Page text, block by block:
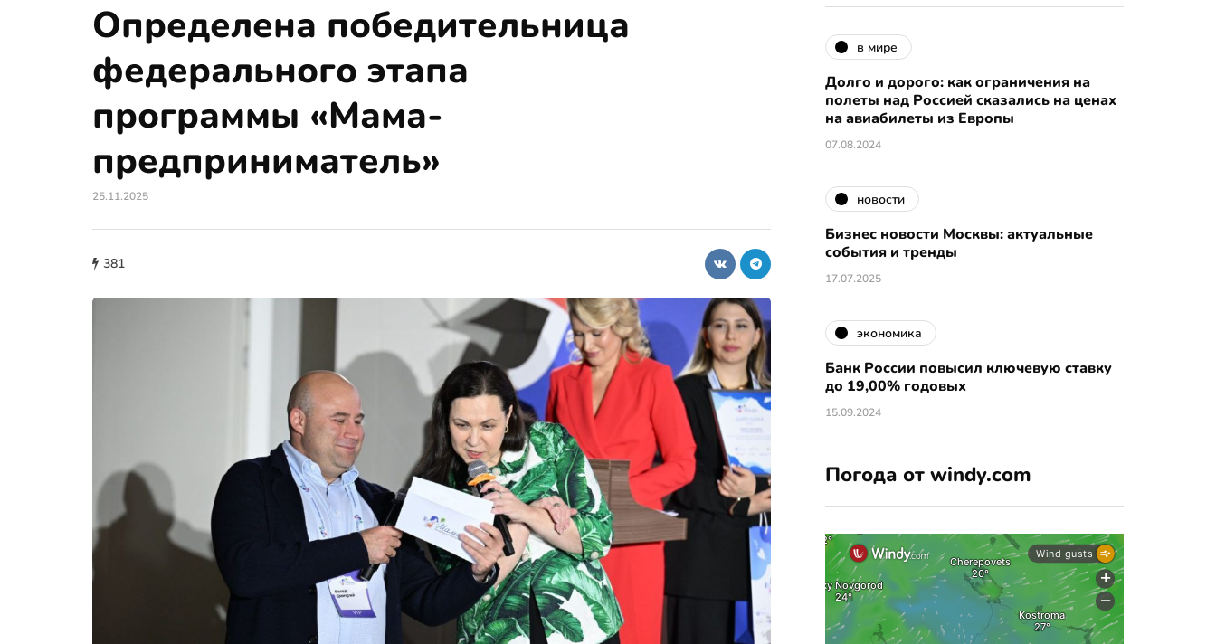
Определена победительница
федерального этапа
программы «Мама-
предприниматель»
25.11.2025
381
в мире
Долго и дорого: как ограничения на
полеты над Россией сказались на ценах
на авиабилеты из Европы
07.08.2024
новости
Бизнес новости Москвы: актуальные
события и тренды
17.07.2025
экономика
Банк России повысил ключевую ставку
до 19,00% годовых
15.09.2024
Погода от windy.com